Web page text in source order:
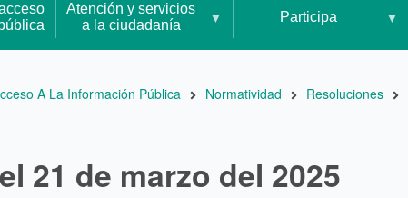
Atención y servicios
a la ciudadanía
Participa
A La Información Pública Normatividad Resoluciones
21 de marzo del 2025